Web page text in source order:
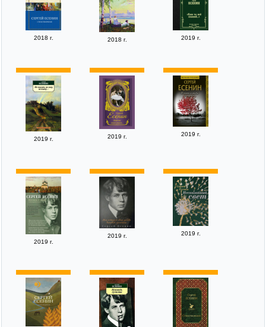
2018 г. 2018 г. 2019 г.
2019 г. 2019 г. 2019 г.
2019 г.
2019 г. 2019 г.